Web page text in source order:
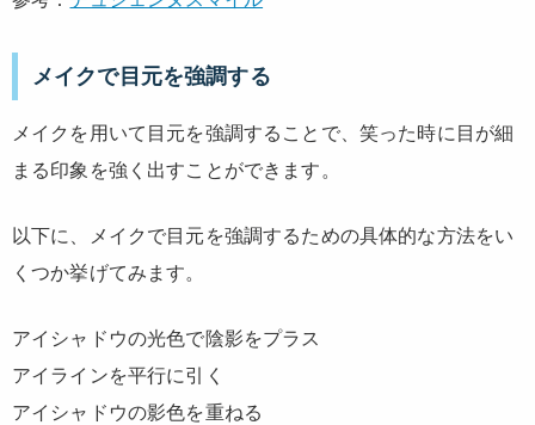
メイクで目元を強調する
メイクを用いて目元を強調することで、笑った時に目が細
まる印象を強く出すことができます。
以下に、メイクで目元を強調するための具体的な方法をい
くつか挙げてみます。
アイシャドウの光色で陰影をプラス
アイラインを平行に引く
アイシャドウの影色を重ねる